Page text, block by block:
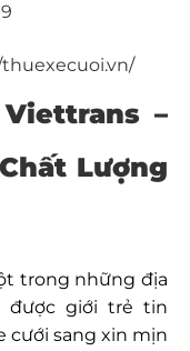
–
Lượng
trong những địa
được giới trẻ tin
cưới sang xin mịn